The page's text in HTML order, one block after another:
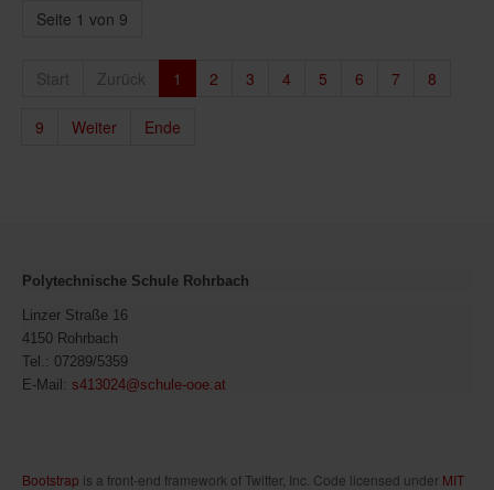
Seite 1 von 9
Start Zurück 1 2 3 4 5 6 7 8
9 Weiter Ende
Polytechnische Schule Rohrbach
Linzer Straße 16
4150 Rohrbach
Tel.: 07289/5359
E-Mail: s413024@schule-ooe.at
Bootstrap is a front-end framework of Twitter, Inc. Code licensed under MIT